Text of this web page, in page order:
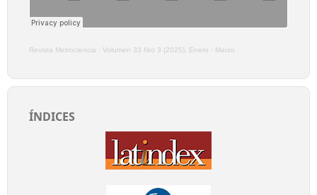
Revista Metrociencia · Volumen 33 Nro 3 (2025), Enero - Marzo
ÍNDICES